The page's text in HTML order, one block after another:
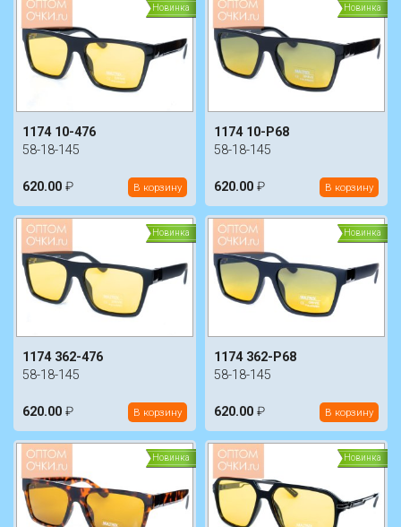
Новинка
1174 10-476
58-18-145
620.00 ₽ В корзину
Новинка
1174 10-P68
58-18-145
620.00 ₽ В корзину
Новинка
1174 362-476
58-18-145
620.00 ₽ В корзину
Новинка
1174 362-P68
58-18-145
620.00 ₽ В корзину
Новинка Новинка